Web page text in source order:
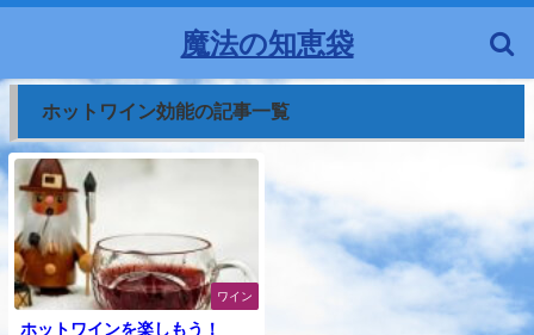
魔法の知恵袋
ホットワイン効能の記事一覧
ワイン
ホットワインを楽しもう！